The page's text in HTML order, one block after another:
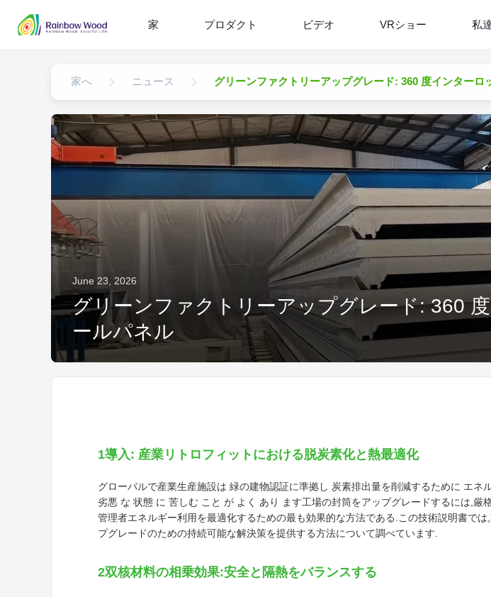
家 プロダクト ビデオ VRショー 私
家へ ニュース グリーンファクトリーアップグレード: 360 度インター
June 23, 2026
グリーンファクトリーアップグレード: 360
ールパネル
1導入: 産業リトロフィットにおける脱炭素化と熱最適化
グローバルで産業生産施設は 緑の建物認証に準拠し 炭素排出量を削減するために エ
劣悪 な 状態 に 苦しむ こと が よく あり ます工場の封筒をアップグレードするには,
管理者エネルギー利用を最適化するための最も効果的な方法である.この技術説明書で
プグレードのための持続可能な解決策を提供する方法について調べています.
2双核材料の相乗効果:安全と隔熱をバランスする